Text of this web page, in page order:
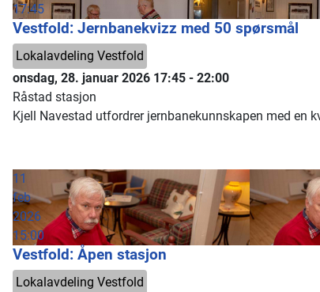
17:45
Vestfold: Jernbanekvizz med 50 spørsmål
Lokalavdeling Vestfold
onsdag, 28. januar 2026 17:45 - 22:00
Råstad stasjon
Kjell Navestad utfordrer jernbanekunnskapen med en
11
feb
2026
15:00
Vestfold: Åpen stasjon
Lokalavdeling Vestfold